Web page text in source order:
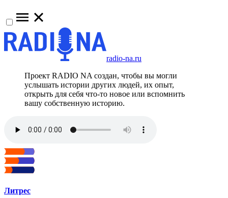
radio-na.ru
Проект RADIO NA создан, чтобы вы могли
услышать истории других людей, их опыт,
открыть для себя что-то новое или вспомнить
вашу собственную историю.
Литрес